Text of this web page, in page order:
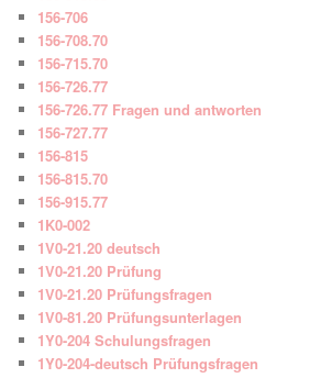
156-706
156-708.70
156-715.70
156-726.77
156-726.77 Fragen und antworten
156-727.77
156-815
156-815.70
156-915.77
1K0-002
1V0-21.20 deutsch
1V0-21.20 Prüfung
1V0-21.20 Prüfungsfragen
1V0-81.20 Prüfungsunterlagen
1Y0-204 Schulungsfragen
1Y0-204-deutsch Prüfungsfragen